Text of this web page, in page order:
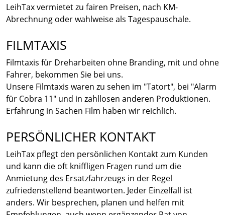
LeihTax vermietet zu fairen Preisen, nach KM-
Abrechnung oder wahlweise als Tagespauschale.
FILMTAXIS
Filmtaxis für Dreharbeiten ohne Branding, mit und ohne
Fahrer, bekommen Sie bei uns.
Unsere Filmtaxis waren zu sehen im "Tatort", bei "Alarm
für Cobra 11" und in zahllosen anderen Produktionen.
Erfahrung in Sachen Film haben wir reichlich.
PERSÖNLICHER KONTAKT
LeihTax pflegt den persönlichen Kontakt zum Kunden
und kann die oft kniffligen Fragen rund um die
Anmietung des Ersatzfahrzeugs in der Regel
zufriedenstellend beantworten. Jeder Einzelfall ist
anders. Wir besprechen, planen und helfen mit